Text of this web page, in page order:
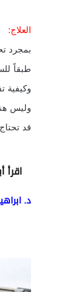
العلاج:
بمجرد
طبقاً
وكيفية
وليس
قد
اقرأ
د.
ا